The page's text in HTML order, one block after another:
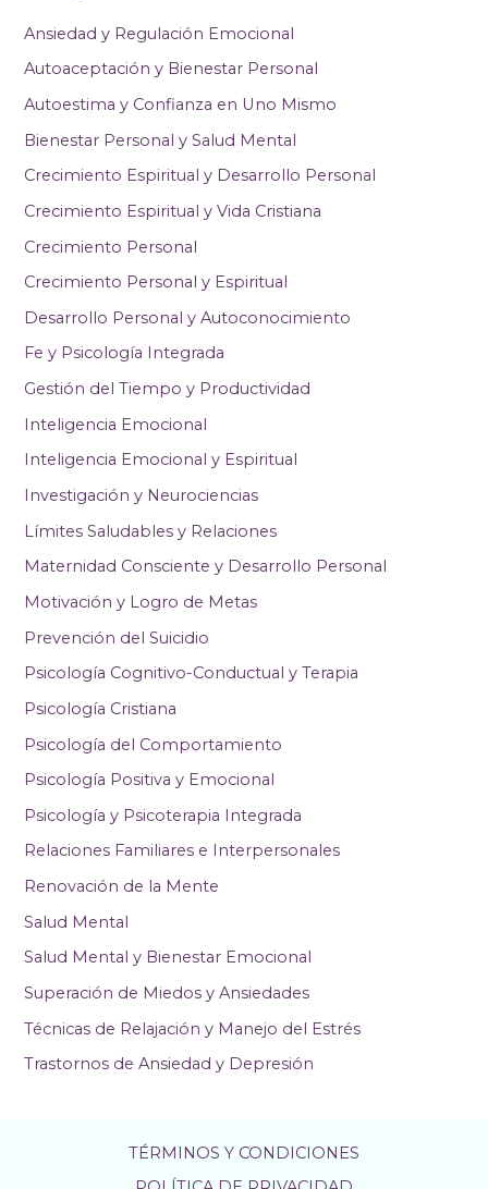
Ansiedad y Regulación Emocional
Autoaceptación y Bienestar Personal
Autoestima y Confianza en Uno Mismo
Bienestar Personal y Salud Mental
Crecimiento Espiritual y Desarrollo Personal
Crecimiento Espiritual y Vida Cristiana
Crecimiento Personal
Crecimiento Personal y Espiritual
Desarrollo Personal y Autoconocimiento
Fe y Psicología Integrada
Gestión del Tiempo y Productividad
Inteligencia Emocional
Inteligencia Emocional y Espiritual
Investigación y Neurociencias
Límites Saludables y Relaciones
Maternidad Consciente y Desarrollo Personal
Motivación y Logro de Metas
Prevención del Suicidio
Psicología Cognitivo-Conductual y Terapia
Psicología Cristiana
Psicología del Comportamiento
Psicología Positiva y Emocional
Psicología y Psicoterapia Integrada
Relaciones Familiares e Interpersonales
Renovación de la Mente
Salud Mental
Salud Mental y Bienestar Emocional
Superación de Miedos y Ansiedades
Técnicas de Relajación y Manejo del Estrés
Trastornos de Ansiedad y Depresión
TÉRMINOS Y CONDICIONES